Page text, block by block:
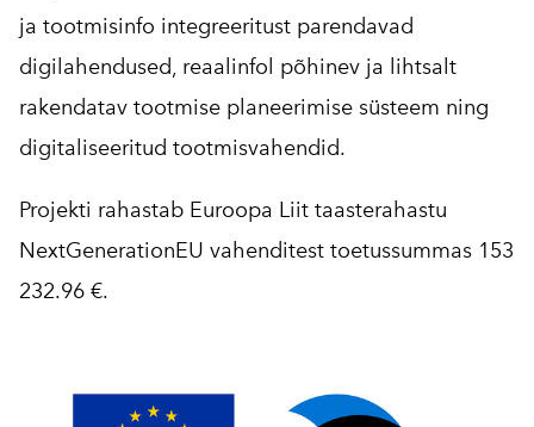
ja tootmisinfo integreeritust parendavad
digilahendused, reaalinfol põhinev ja lihtsalt
rakendatav tootmise planeerimise süsteem ning
digitaliseeritud tootmisvahendid.
Projekti rahastab Euroopa Liit taasterahastu
NextGenerationEU vahenditest toetussummas 153
232.96 €.